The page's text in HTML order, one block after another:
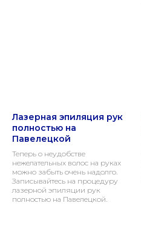
Лазерная эпиляция рук
полностью на
Павелецкой
Теперь о неудобстве
нежелательных волос на руках
можно забыть очень надолго.
Записывайтесь на процедуру
лазерной эпиляции рук
полностью на Павелецкой.